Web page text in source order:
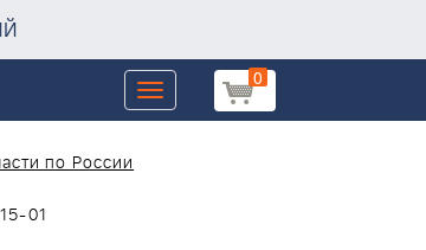
0
Toggle
navigation
по России
01